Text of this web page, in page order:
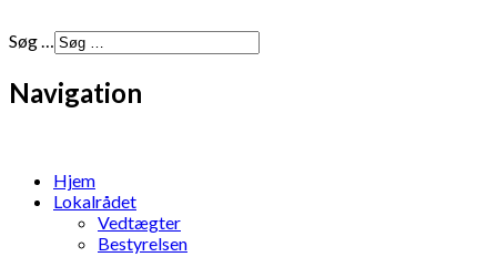
Søg …
Navigation
Hjem
Lokalrådet
Vedtægter
Bestyrelsen